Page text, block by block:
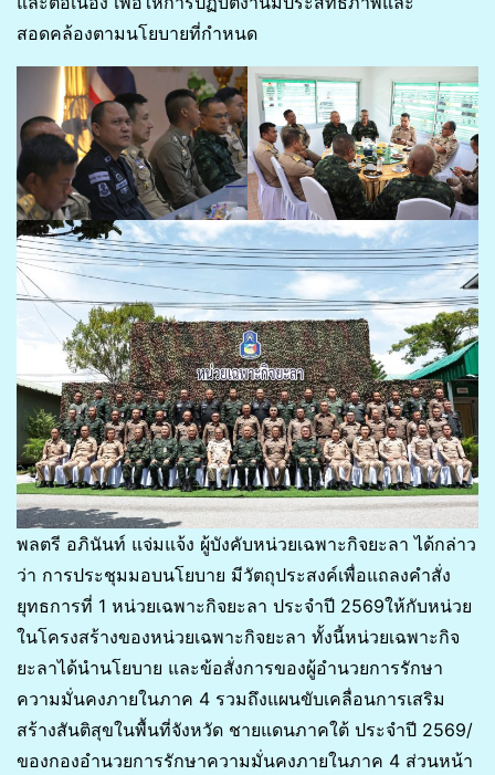
สอดคล้องตามนโยบายที่กำหนด
พลตรี อภินันท์ แจ่มแจ้ง ผู้บังคับหน่วยเฉพาะกิจยะลา ได้กล่าว
ว่า การประชุมมอบนโยบาย มีวัตถุประสงค์เพื่อแถลงคำสั่ง
ยุทธการที่ 1 หน่วยเฉพาะกิจยะลา ประจำปี 2569ให้กับหน่วย
ในโครงสร้างของหน่วยเฉพาะกิจยะลา ทั้งนี้หน่วยเฉพาะกิจ
ยะลาได้นำนโยบาย และข้อสั่งการของผู้อำนวยการรักษา
ความมั่นคงภายในภาค 4 รวมถึงแผนขับเคลื่อนการเสริม
สร้างสันติสุขในพื้นที่จังหวัด ชายแดนภาคใต้ ประจำปี 2569/
ของกองอำนวยการรักษาความมั่นคงภายในภาค 4 ส่วนหน้า